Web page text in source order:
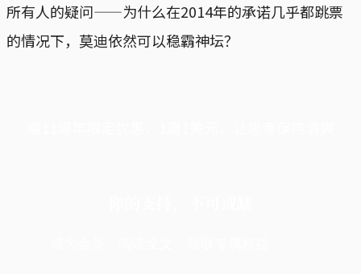
所有人的疑问——为什么在2014年的承诺几乎都跳票
的情况下，莫迪依然可以稳霸神坛？